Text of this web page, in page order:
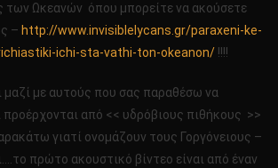
των Ωκεανών όπου μπορείτε να ακούσετε
– http://www.invisiblelycans.gr/paraxeni-ke-
ichi-sta-vathi-ton-okeanon/!!!!
μαζί με αυτούς που σας παραθέσω να
προέρχονται από << υδρόβιους πιθήκους >>
γιατί ονομάζουν τους Γοργόνειους –
πρώτο ακουστικό βίντεο είναι από έναν